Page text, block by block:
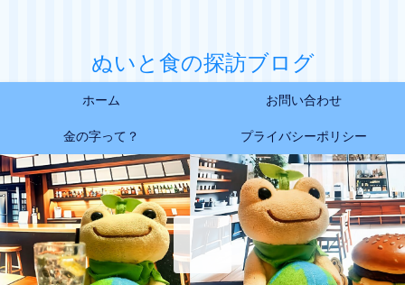
ぬいと食の探訪ブログ
ホーム お問い合わせ
金の字って？ プライバシーポリシー